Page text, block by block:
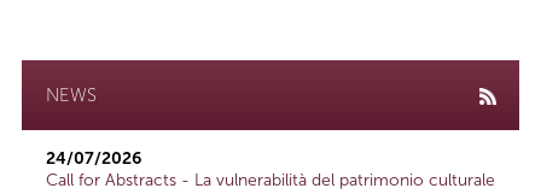
NEWS
24/07/2026
Call for Abstracts - La vulnerabilità del patrimonio culturale